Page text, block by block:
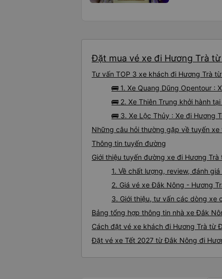
Đặt mua vé xe đi Hương Trà
Tư vấn TOP 3 xe khách đi Hương Trà
🚌 1. Xe Quang Dũng Opentour :
🚌 2. Xe Thiên Trung khởi hành
🚌 3. Xe Lộc Thủy : Xe đi Hương
Những câu hỏi thường gặp về tuyến
Thông tin tuyến đường
Giới thiệu tuyến đường xe đi Hương
1. Về chất lượng, review, đánh
2. Giá vé xe Đắk Nông - Hương
3. Giới thiệu, tư vấn các dòng xe
Bảng tổng hợp thông tin nhà xe Đắk
Cách đặt vé xe khách đi Hương Trà từ
Đặt vé xe Tết 2027 từ Đắk Nông đi